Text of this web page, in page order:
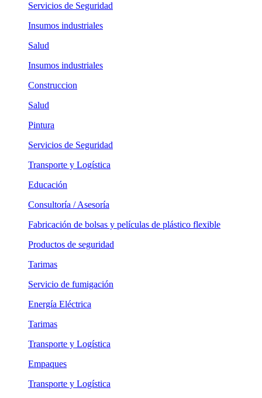
Servicios de Seguridad
Insumos industriales
Salud
Insumos industriales
Construccion
Salud
Pintura
Servicios de Seguridad
Transporte y Logística
Educación
Consultoría / Asesoría
Fabricación de bolsas y películas de plástico flexible
Productos de seguridad
Tarimas
Servicio de fumigación
Energía Eléctrica
Tarimas
Transporte y Logística
Empaques
Transporte y Logística